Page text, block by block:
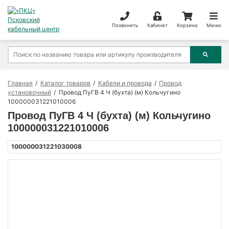
Позвонить Кабинет Корзина Меню
Главная Каталог товаров Кабели и провода
Провод
установочный
Провод ПуГВ 4 Ч (бухта) (м) Кольчугино
100000031221010006
Провод ПуГВ 4 Ч (бухта) (м) Кольчугино
100000031221010006
100000031221030008